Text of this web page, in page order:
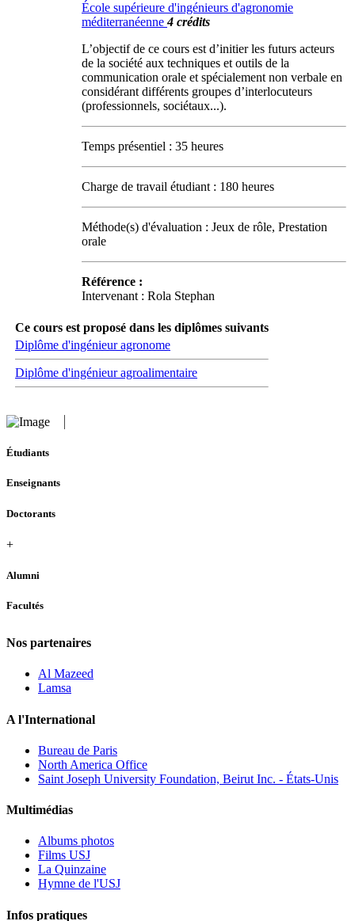
École supérieure d'ingénieurs d'agronomie
méditerranéenne4 crédits
L’objectif de ce cours est d’initier les futurs acteurs
de la société aux techniques et outils de la
communication orale et spécialement non verbale en
considérant différents groupes d’interlocuteurs
(professionnels, sociétaux...).
Temps présentiel : 35 heures
Charge de travail étudiant : 180 heures
Méthode(s) d'évaluation : Jeux de rôle, Prestation
orale
Référence :
Intervenant : Rola Stephan
Ce cours est proposé dans les diplômes suivants
Diplôme d'ingénieur agronome
Diplôme d'ingénieur agroalimentaire
Étudiants
Enseignants
Doctorants
+
Alumni
Facultés
Nos partenaires
Al Mazeed
Lamsa
A l'International
Bureau de Paris
North America Office
Saint Joseph University Foundation, Beirut Inc. - États-Unis
Multimédias
Albums photos
Films USJ
La Quinzaine
Hymne de l'USJ
Infos pratiques